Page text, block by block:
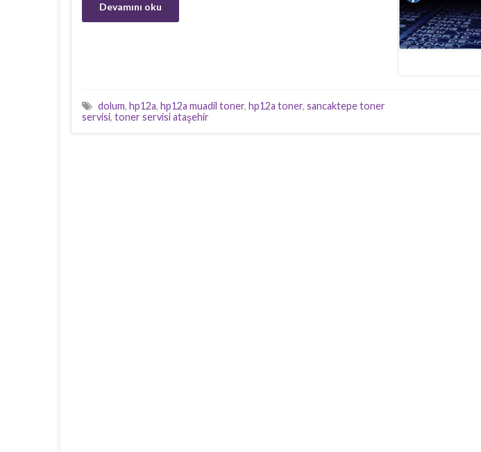
Devamını oku
dolum, hp12a, hp12a muadil toner, hp12a toner, sancaktepe toner
servisi, toner servisi ataşehir